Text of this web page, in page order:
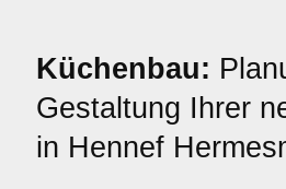
Küchenbau:
Gestaltung Ihrer
in Hennef